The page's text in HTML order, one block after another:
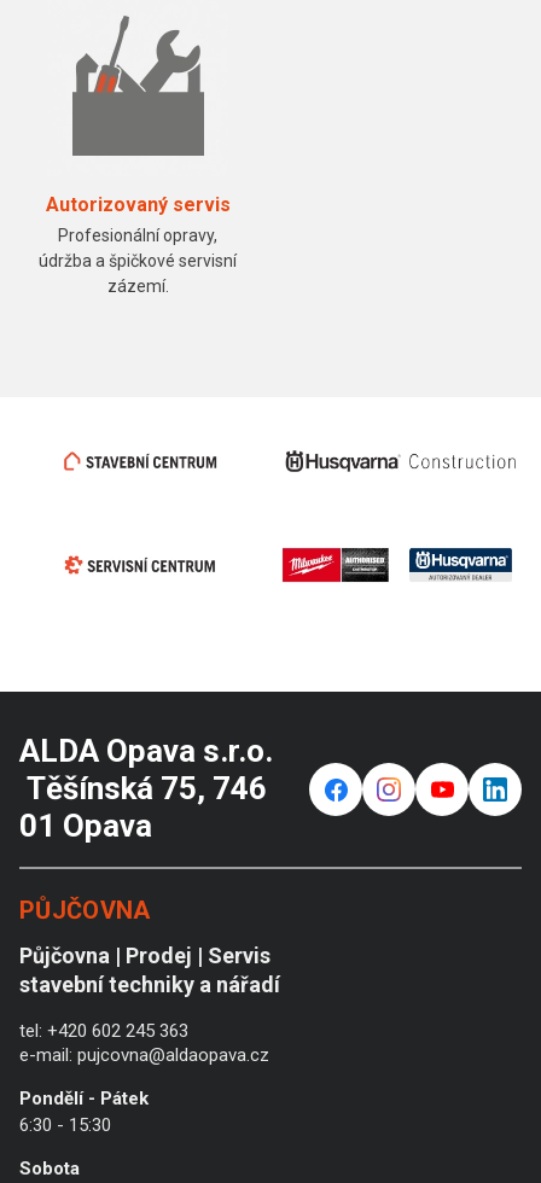
Autorizovaný servis
Profesionální opravy,
údržba a špičkové servisní
zázemí.
ALDA Opava s.r.o.
Těšínská 75, 746
01 Opava
f ⌁ y in
PŮJČOVNA
Půjčovna | Prodej | Servis
stavební techniky a nářadí
tel: +420 602 245 363
e-mail: pujcovna@aldaopava.cz
Pondělí - Pátek
6:30 - 15:30
Sobota